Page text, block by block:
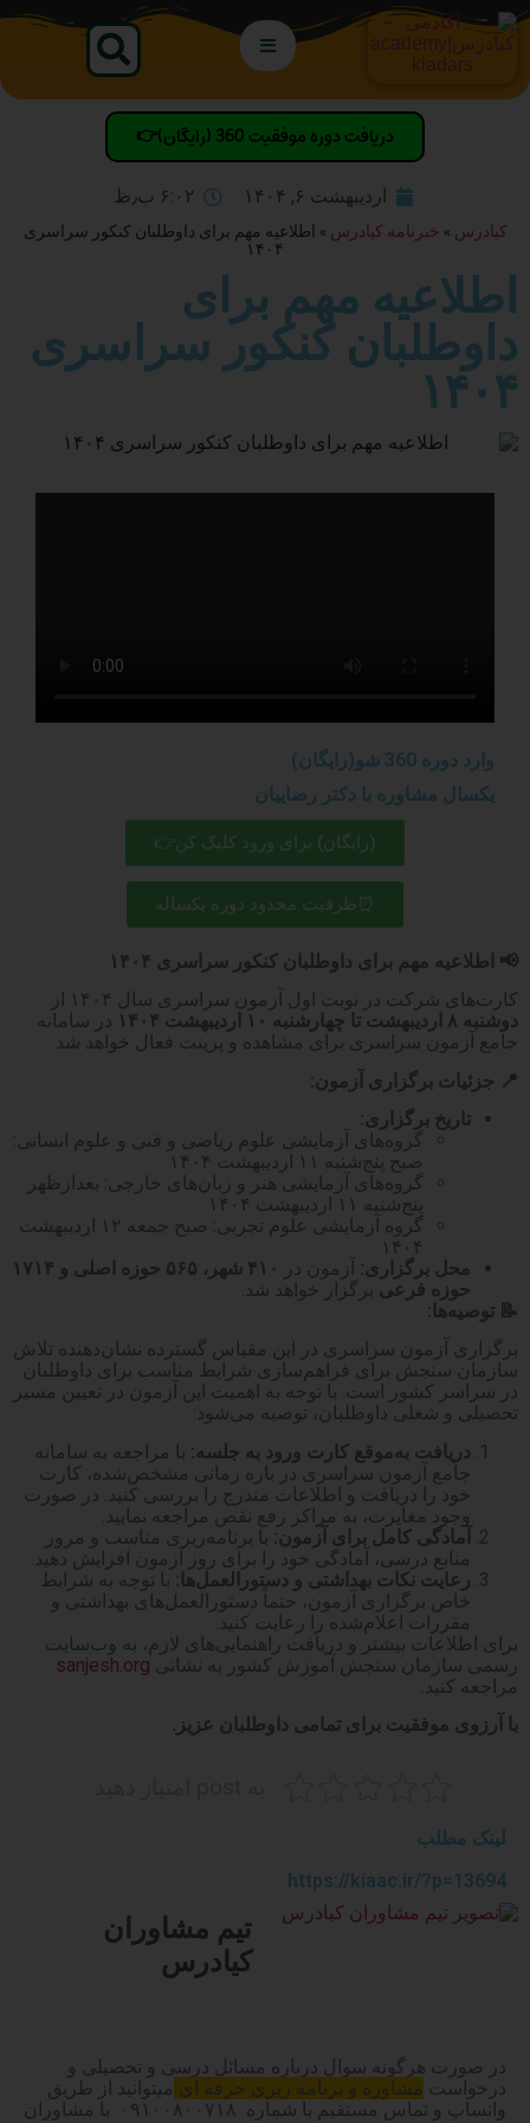
دریافت دوره موفقیت 360 (رایگان)👉
اردیبهشت ۶, ۱۴۰۴ ۶:۰۲ ب٫ظ
کیادرس » خبرنامه کیادرس » ​اطلاعیه مهم برای داوطلبان کنکور سراسری
۱۴۰۴
​اطلاعیه مهم برای
داوطلبان کنکور سراسری
۱۴۰۴
وارد دوره 360 شو(رایگان)
یکسال مشاوره با دکتر رضاییان
(رایگان) برای ورود کلیک کن👉
⏰ظرفیت محدود دوره یکساله
📢 اطلاعیه مهم برای داوطلبان کنکور سراسری ۱۴۰۴
کارت‌های شرکت در نوبت اول آزمون سراسری سال ۱۴۰۴ از
دوشنبه ۸ اردیبهشت تا چهارشنبه ۱۰ اردیبهشت ۱۴۰۴
در سامانه
جامع آزمون سراسری برای مشاهده و پرینت فعال خواهد شد. ​
📍 جزئیات برگزاری آزمون:
تاریخ برگزاری:
گروه‌های آزمایشی علوم ریاضی و فنی و علوم انسانی:
صبح پنج‌شنبه ۱۱ اردیبهشت ۱۴۰۴
گروه‌های آزمایشی هنر و زبان‌های خارجی: بعدازظهر
پنج‌شنبه ۱۱ اردیبهشت ۱۴۰۴
گروه آزمایشی علوم تجربی: صبح جمعه ۱۲ اردیبهشت
۱۴۰۴​
محل برگزاری: آزمون در ۴۱۰
شهر، ۵۶۵ حوزه اصلی و ۱۷۱۴
حوزه فرعی برگزار خواهد شد. ​
📝 توصیه‌ها :
برگزاری آزمون سراسری در این مقیاس گسترده نشان‌دهنده تلاش
سازمان سنجش برای فراهم‌سازی شرایط مناسب برای داوطلبان
در سراسر کشور است. با توجه به اهمیت این آزمون در تعیین مسیر
تحصیلی و شغلی داوطلبان، توصیه می‌شود:​
دریافت به‌موقع کارت ورود به جلسه: با مراجعه به سامانه
جامع آزمون سراسری در بازه زمانی مشخص‌شده، کارت
خود را دریافت و اطلاعات مندرج را بررسی کنید. در صورت
وجود مغایرت، به مراکز رفع نقص مراجعه نمایید.
آمادگی کامل برای آزمون: با برنامه‌ریزی مناسب و مرور
منابع درسی، آمادگی خود را برای روز آزمون افزایش دهید.​
رعایت نکات بهداشتی و دستورالعمل‌ها : با توجه به شرایط
خاص برگزاری آزمون، حتماً دستورالعمل‌های بهداشتی و
مقررات اعلام‌شده را رعایت کنید.​
برای اطلاعات بیشتر و دریافت راهنمایی‌های لازم، به وب‌سایت
رسمی سازمان سنجش آموزش کشور به نشانی sanjesh.org
مراجعه کنید.​
با آرزوی موفقیت برای تمامی داوطلبان عزیز .
لینک مطلب
https://kiaac.ir/?p=13694
تیم مشاوران
کیادرس
در صورت هرگونه سوال درباره مسائل درسی و تحصیلی و
درخواست مشاوره و برنامه ریزی حرفه ای میتوانید از طریق
واتساپ و تماس مستقیم با شماره ۰۹۱۰۰۸۰۰۷۱۸ با مشاوران